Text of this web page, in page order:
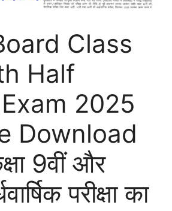
Class
Half
2025
Download
9वीं और
परीक्षा का